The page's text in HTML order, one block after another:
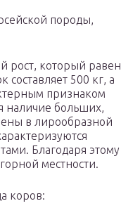
породы,
рост, который равен
составляет 500 кг, а
признаком
наличие больших,
в лирообразной
Благодаря этому
местности.
коров: